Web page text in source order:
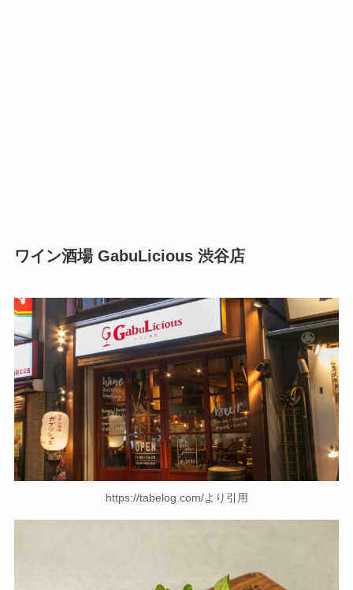
ワイン酒場 GabuLicious 渋谷店
https://tabelog.com/より引用